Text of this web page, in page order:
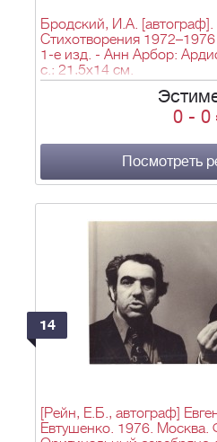
Бродский, И.А. [автограф].
Стихотворения
1-е изд. - Анн Арбор:
с.; 21,5х14 см.
0 - 0
Посмотреть
14
[Рейн, Е.Б., автограф]
Евтушенко. 1976. Москва.